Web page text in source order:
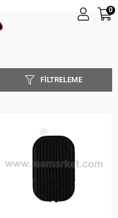
0
FILTRELEME